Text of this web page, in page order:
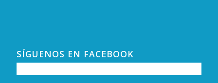
SÍGUENOS EN FACEBOOK